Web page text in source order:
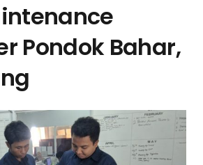
Pondok Bahar,